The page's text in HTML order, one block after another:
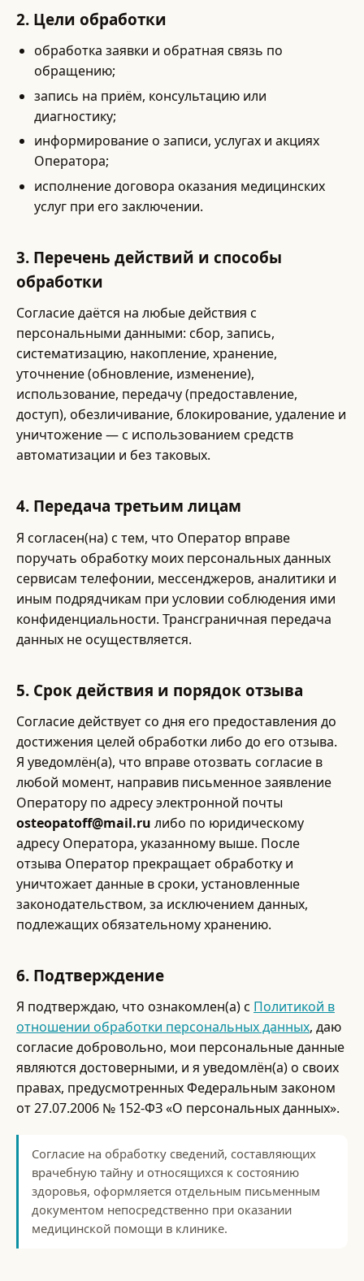
2. Цели обработки
обработка заявки и обратная связь по
обращению;
запись на приём, консультацию или
диагностику;
информирование о записи, услугах и акциях
Оператора;
исполнение договора оказания медицинских
услуг при его заключении.
3. Перечень действий и способы
обработки
Согласие даётся на любые действия с
персональными данными: сбор, запись,
систематизацию, накопление, хранение,
уточнение (обновление, изменение),
использование, передачу (предоставление,
доступ), обезличивание, блокирование, удаление и
уничтожение — с использованием средств
автоматизации и без таковых.
4. Передача третьим лицам
Я согласен(на) с тем, что Оператор вправе
поручать обработку моих персональных данных
сервисам телефонии, мессенджеров, аналитики и
иным подрядчикам при условии соблюдения ими
конфиденциальности. Трансграничная передача
данных не осуществляется.
5. Срок действия и порядок отзыва
Согласие действует со дня его предоставления до
достижения целей обработки либо до его отзыва.
Я уведомлён(а), что вправе отозвать согласие в
любой момент, направив письменное заявление
Оператору по адресу электронной почты
osteopatoff@mail.ru либо по юридическому
адресу Оператора, указанному выше. После
отзыва Оператор прекращает обработку и
уничтожает данные в сроки, установленные
законодательством, за исключением данных,
подлежащих обязательному хранению.
6. Подтверждение
Я подтверждаю, что ознакомлен(а) с Политикой в
отношении обработки персональных данных, даю
согласие добровольно, мои персональные данные
являются достоверными, и я уведомлён(а) о своих
правах, предусмотренных Федеральным законом
от 27.07.2006 № 152-ФЗ «О персональных данных».
Согласие на обработку сведений, составляющих
врачебную тайну и относящихся к состоянию
здоровья, оформляется отдельным письменным
документом непосредственно при оказании
медицинской помощи в клинике.